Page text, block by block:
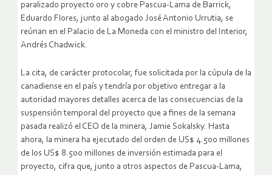
paralizado proyecto oro y cobre Pascua-Lama de Barrick,
Eduardo Flores, junto al abogado José Antonio Urrutia, se
reúnan en el Palacio de La Moneda con el ministro del Interior,
Andrés Chadwick.
La cita, de carácter protocolar, fue solicitada por la cúpula de la
canadiense en el país y tendría por objetivo entregar a la
autoridad mayores detalles acerca de las consecuencias de la
suspensión temporal del proyecto que a fines de la semana
pasada realizó el CEO de la minera, Jamie Sokalsky. Hasta
ahora, la minera ha ejecutado del orden de US$ 4.500 millones
de los US$ 8.500 millones de inversión estimada para el
proyecto, cifra que, junto a otros aspectos de Pascua-Lama,